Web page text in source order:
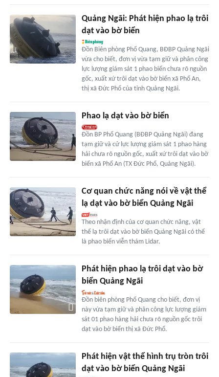
Quảng Ngãi: Phát hiện phao lạ trôi
dạt vào bờ biển
Đồn Biên phòng Phổ Quang, BĐBP Quảng Ngãi
vừa cho biết, đơn vị vừa tạm giữ và phân công
lực lượng giám sát 1 phao biển chưa rõ nguồn
gốc, xuất xứ trôi dạt vào bờ biển xã Phổ An,
thị xã Đức Phổ của tỉnh Quảng Ngãi.
Phao lạ dạt vào bờ biển
Đồn BP Phổ Quang (BĐBP Quảng Ngãi) đang
tạm giữ và cử lực lượng giám sát 1 phao hàng
hải chưa rõ nguồn gốc, xuất xứ trôi dạt vào bờ
biển xã Phổ An (TX Đức Phổ, Quảng Ngãi).
Cơ quan chức năng nói về vật thể
lạ dạt vào bờ biển Quảng Ngãi
Theo nhận định của cơ quan chức năng, vật
thể lạ trôi dạt vào bờ biển Quảng Ngãi có thể
là phao biển viễn thám Lidar.
Phát hiện phao lạ trôi dạt vào bờ
biển Quảng Ngãi
Đồn biên phòng Phổ Quang cho biết, đơn vị
này vừa tạm giữ và phân công lực lượng giám
sát 01 phao hàng hải chưa rõ nguồn gốc trôi
dạt vào bờ biển thị xã Đức Phổ.
Phát hiện vật thể hình trụ tròn trôi
dạt vào bờ biển Quảng Ngãi